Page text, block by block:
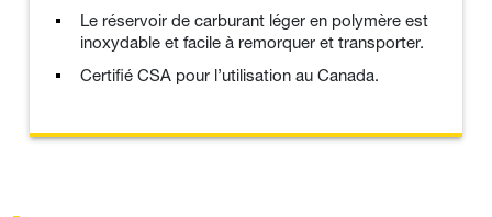
Le réservoir de carburant léger en polymère est
inoxydable et facile à remorquer et transporter.
Certifié CSA pour l’utilisation au Canada.